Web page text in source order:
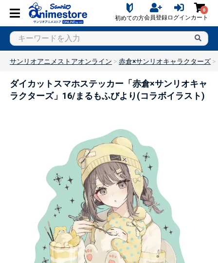
初めての方会員登録ログイン
0
カート
サンリオアニメストアオンライン 赤倉×サンリオキャラクターズ
ダイカットスマホステッカー「赤倉×サンリオキャ
ラクターズ」16/まるもふびより(コラボイラスト)